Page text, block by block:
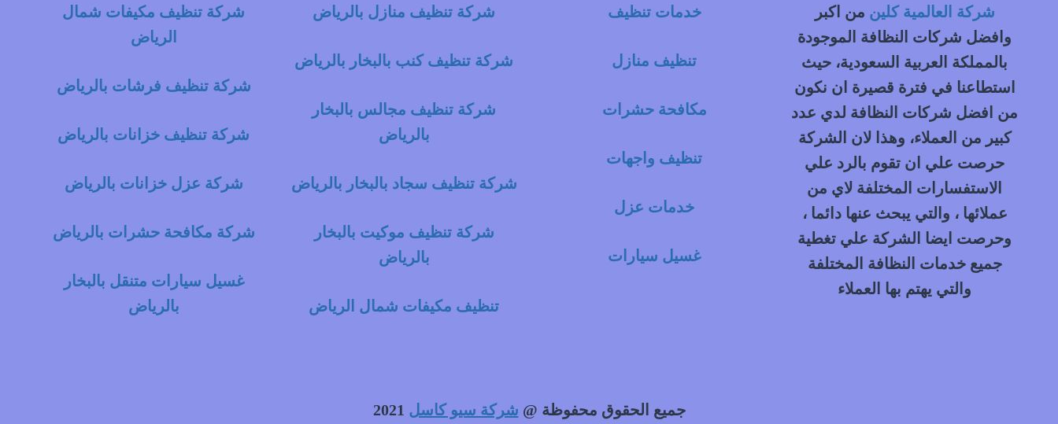
شركة العالمية كلين من اكبر
وافضل شركات النظافة الموجودة
بالمملكة العربية السعودية، حيث
استطاعنا في فترة قصيرة ان نكون
من افضل شركات النظافة لدي عدد
كبير من العملاء، وهذا لان الشركة
حرصت علي ان تقوم بالرد علي
الاستفسارات المختلفة لاي من
عملائها ، والتي يبحث عنها دائما ،
وحرصت ايضا الشركة علي تغطية
جميع خدمات النظافة المختلفة
والتي يهتم بها العملاء
خدمات تنظيف
تنظيف منازل
مكافحة حشرات
تنظيف واجهات
خدمات عزل
غسيل سيارات
شركة تنظيف منازل بالرياض
شركة تنظيف كنب بالبخار بالرياض
شركة تنظيف مجالس بالبخار
بالرياض
شركة تنظيف سجاد بالبخار بالرياض
شركة تنظيف موكيت بالبخار
بالرياض
تنظيف مكيفات شمال الرياض
شركة تنظيف مكيفات شمال
الرياض
شركة تنظيف فرشات بالرياض
شركة تنظيف خزانات بالرياض
شركة عزل خزانات بالرياض
شركة مكافحة حشرات بالرياض
غسيل سيارات متنقل بالبخار
بالرياض
جميع الحقوق محفوظة @ شركة سيو كاسل